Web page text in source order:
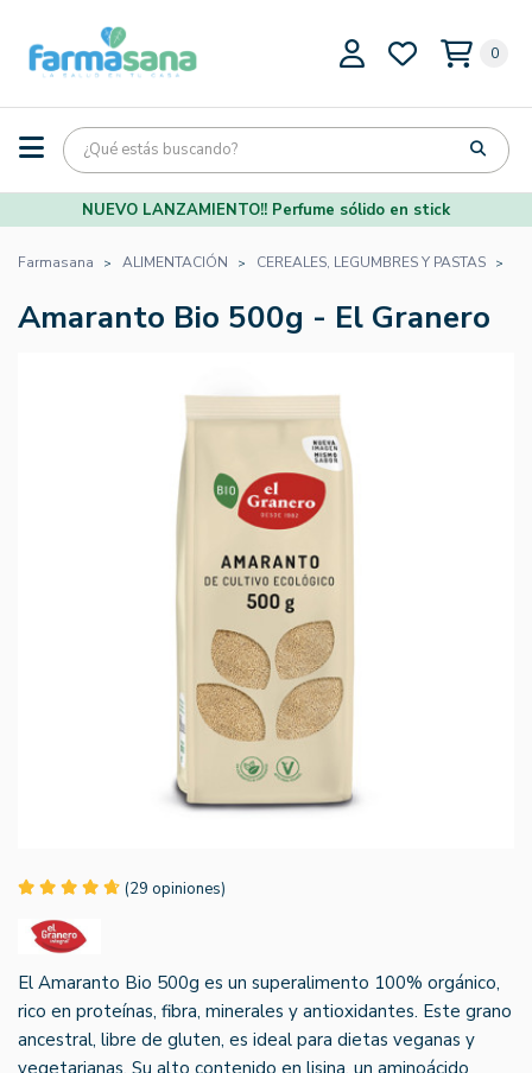
0
NUEVO LANZAMIENTO!! Perfume sólido en stick
Farmasana ALIMENTACIÓN CEREALES, LEGUMBRES Y PASTAS
Amaranto Bio 500g - El Granero
(29 opiniones)
El Amaranto Bio 500g es un superalimento 100% orgánico,
rico en proteínas, fibra, minerales y antioxidantes. Este grano
ancestral, libre de gluten, es ideal para dietas veganas y
vegetarianas. Su alto contenido en lisina, un aminoácido